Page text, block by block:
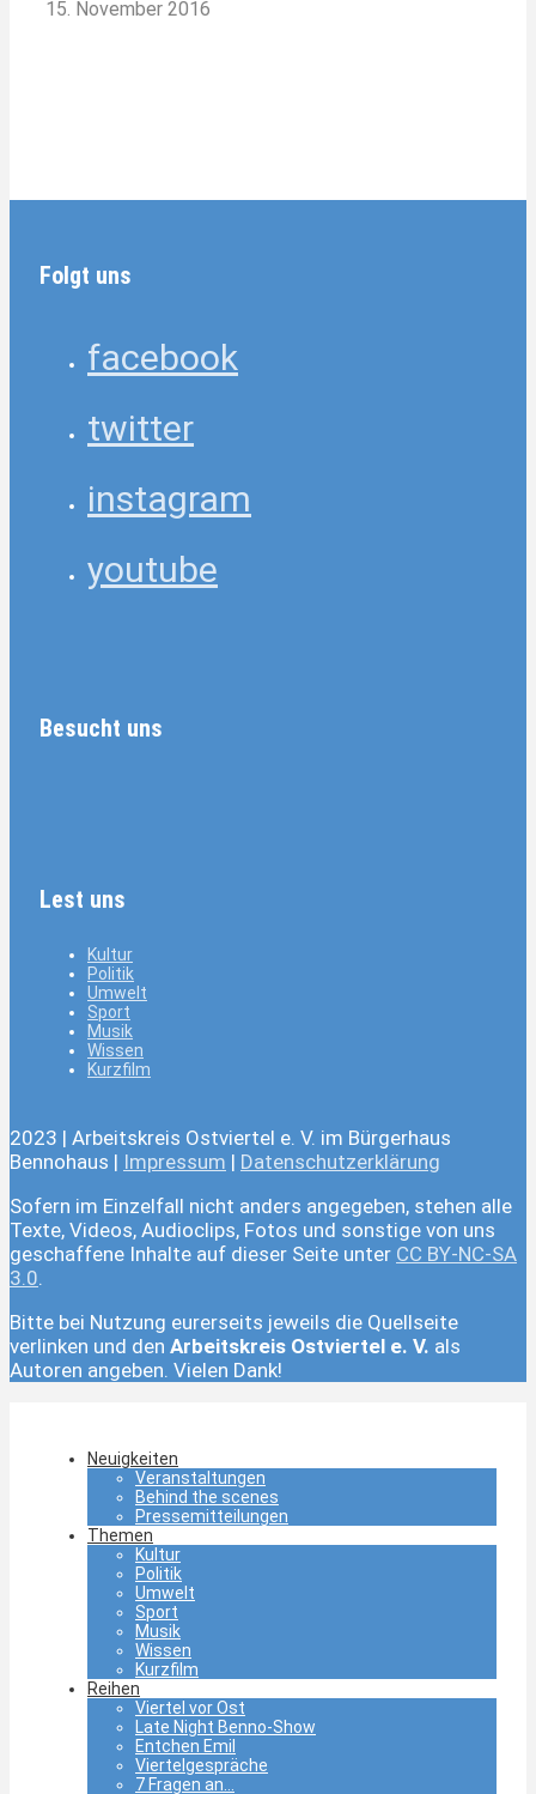
15. November 2016
Folgt uns
facebook
twitter
instagram
youtube
Besucht uns
Lest uns
Kultur
Politik
Umwelt
Sport
Musik
Wissen
Kurzfilm
2023 | Arbeitskreis Ostviertel e. V. im Bürgerhaus
Bennohaus | Impressum | Datenschutzerklärung
Sofern im Einzelfall nicht anders angegeben, stehen alle
Texte, Videos, Audioclips, Fotos und sonstige von uns
geschaffene Inhalte auf dieser Seite unter CC BY-NC-SA
3.0.
Bitte bei Nutzung eurerseits jeweils die Quellseite
verlinken und den Arbeitskreis Ostviertel e. V. als
Autoren angeben. Vielen Dank!
Neuigkeiten
Veranstaltungen
Behind the scenes
Pressemitteilungen
Themen
Kultur
Politik
Umwelt
Sport
Musik
Wissen
Kurzfilm
Reihen
Viertel vor Ost
Late Night Benno-Show
Entchen Emil
Viertelgespräche
7 Fragen an…